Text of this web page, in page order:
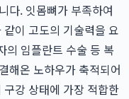
다. 잇몸뼈가 부족하여
이 고도의 기술력을 요
의 임플란트 수술 등 복
해온 노하우가 축적되어
강 상태에 가장 적합한